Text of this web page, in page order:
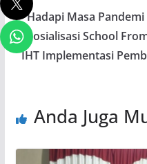
Hadapi Masa
Sosialisasi School
IHT Implementasi
Anda Juga